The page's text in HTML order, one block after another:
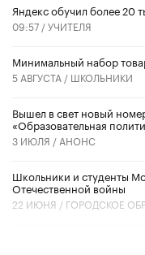
​Яндекс обучил более 20
09:57 /УЧИТЕЛЯ
Минимальный набор
5 АВГУСТА / ШКОЛЬНИКИ
Вышел в свет новый
«Образовательная
3 ИЮЛЯ / АНОНС
Школьники и студенты
Отечественной войны
22 ИЮНЯ / ГОРОДСКОЕ